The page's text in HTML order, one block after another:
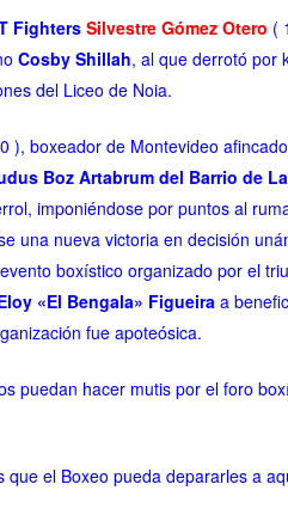
Fighters Silvestre Gómez Otero (
Cosby Shillah, al que derrotó por
del Liceo de Noia.
), boxeador de Montevideo
Boz Artabrum del Barrio de
imponiéndose por puntos al
una nueva victoria en decisión
boxístico organizado por el
«El Bengala» Figueiraa
fue apoteósica.
puedan hacer mutis por el foro
el Boxeo pueda depararles a